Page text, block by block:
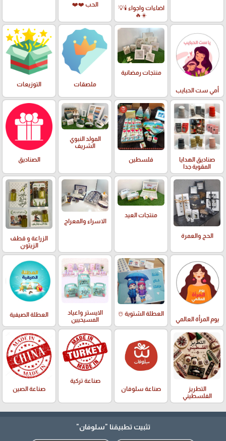
اضاءات واجواء 🕯️💡
☀️🔥
الحب ❤️❤️
أمي ست الحبايب
منتجات رمضانية
ملصقات
التوزيعات
صناديق الهدايا
المقوية جدا
فلسطين
المولد النبوي
الشريف
الصناديق
الحج والعمرة
منتجات العيد
الاسراء والمعراج
الزراعة و قطف
الزيتون
يوم المرأة العالمي
العطلة الشتوية ☃️
الايستر واعياد
المسيحيين
العطلة الصيفية
التطريز
الفلسطيني
صناعة سلوفان
صناعة تركية
صناعة الصين
تثبيت تطبيقنا "سلوفان"